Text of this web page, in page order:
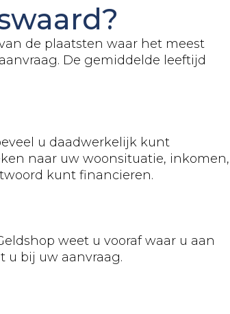
de plaatsten waar het meest
De gemiddelde leeftijd
u daadwerkelijk kunt
naar uw woonsituatie, inkomen,
kunt financieren.
weet u vooraf waar u aan
u bij uw aanvraag.